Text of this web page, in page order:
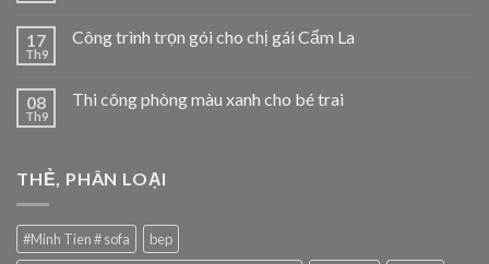
17
Th9
Công trình trọn gói cho chị gái Cẩm La
08
Th9
Thi công phòng màu xanh cho bé trai
THẺ, PHÂN LOẠI
#Minh Tien # sofa
bep